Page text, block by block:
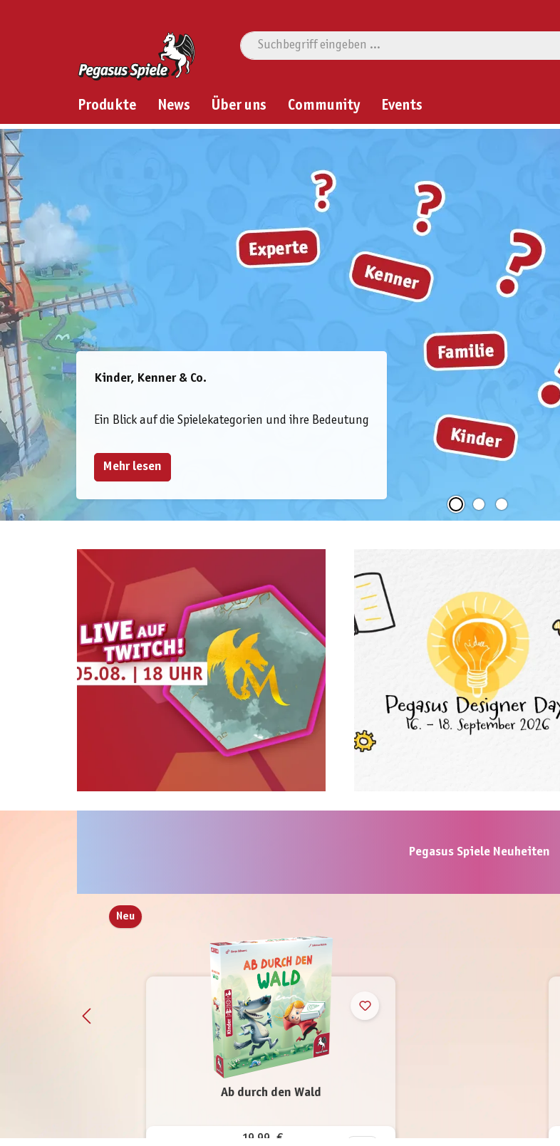
Produkte News Über uns Community Events
Kinder, Kenner & Co.
Ein Blick auf die Spielekategorien und ihre Bedeutung
Mehr lesen
Schaltet ein, seid live dabei!
Am Mittwoch, den 5. August ab 18 Uhr
streamen wir live ein großes Midgard –
Legenden von Damatu Special. Mit dabei ist
unter anderem Chefredakteur Michael
Masberg. Freut euch auf ein großes
Unboxing aller Produkte uvm.
Spielideen gesucht!
Von 16. bis 18. September finden die
nächsten Pegasus Designer Days statt.
(Angehende) Spieleautor*innen sind
herzlich eingeladen, sich jetzt und bis
spätestens 30. August anzumelden!
Pegasus Spiele Neuheiten
Neu
Ab durch den Wald
19,99 €